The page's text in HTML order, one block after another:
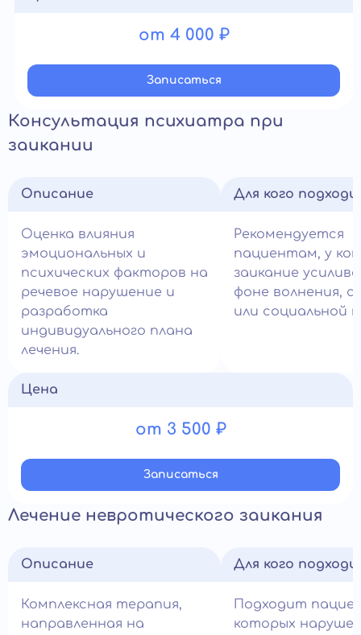
от 4 000 ₽
Записатьcя
Консультация психиатра при
заикании
Описание
Оценка влияния
эмоциональных и
психических факторов на
речевое нарушение и
разработка
индивидуального плана
лечения.
Для кого
Рекомендуется
пациентам, у
заикание
фоне волнения,
или социальной
Цена
от 3 500 ₽
Записатьcя
Лечение невротического заикания
Описание
Комплексная терапия,
направленная на
Для кого
Подходит
которых